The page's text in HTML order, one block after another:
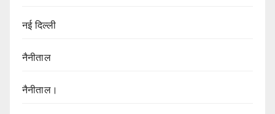
नई दिल्ली
नैनीताल
नैनीताल।